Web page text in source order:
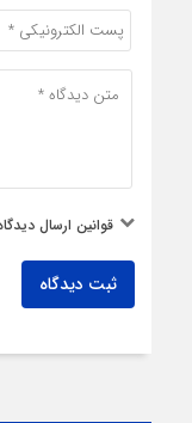
قوانین ارسال
ثبت دیدگاه